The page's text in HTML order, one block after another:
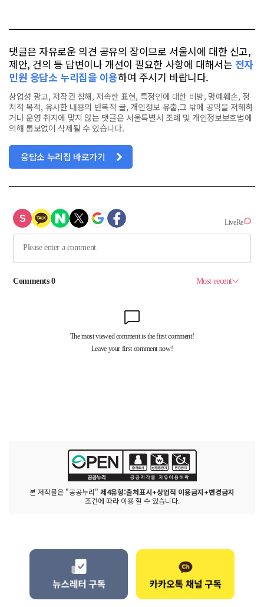
댓글은 자유로운 의견 공유의 장이므로 서울시에 대한 신고,
제안, 건의 등 답변이나 개선이 필요한 사항에 대해서는 전자
민원 응답소 누리집을 이용하여 주시기 바랍니다.
상업성 광고, 저작권 침해, 저속한 표현, 특정인에 대한 비방, 명예훼손, 정
치적 목적, 유사한 내용의 반복적 글, 개인정보 유출,그 밖에 공익을 저해하
거나 운영 취지에 맞지 않는 댓글은 서울특별시 조례 및 개인정보보호법에
의해 통보없이 삭제될 수 있습니다.
응답소 누리집 바로가기
본 저작물은 "공공누리" 제4유형:출처표시+상업적 이용금지+변경금지
조건에 따라 이용 할 수 있습니다.